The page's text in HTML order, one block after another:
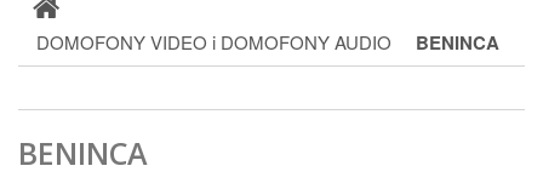
DOMOFONY VIDEO i DOMOFONY AUDIO BENINCA
BENINCA